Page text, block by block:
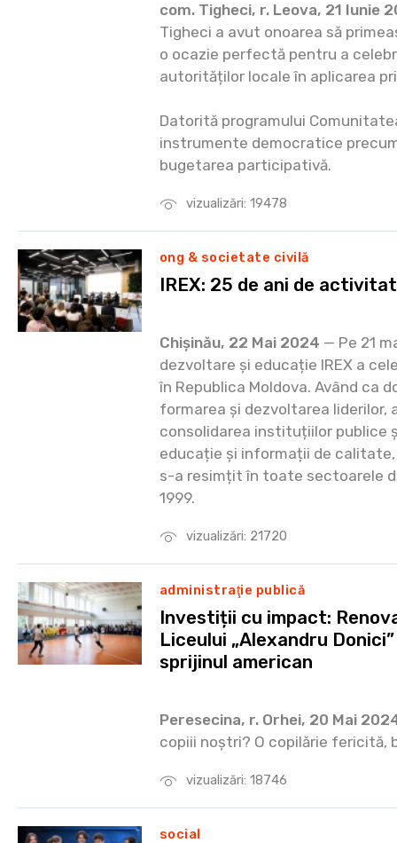
vizualizări: 19478
com. Tigheci, r. Leova, 21 Iunie
Tigheci a avut onoarea să
o ocazie perfectă pentru a
autorităților locale în aplicarea
Datorită programului
instrumente democratice
bugetarea participativă.
vizualizări: 21720
ong & societate civilă
IREX: 25 de ani de
Chișinău, 22 Mai 2024 — Pe 21
dezvoltare și educație IREX a
în Republica Moldova. Având ca
formarea și dezvoltarea liderilor,
consolidarea instituțiilor publice
educație și informații de
s-a resimțit în toate sectoarele
1999.
vizualizări: 18746
administraţie publică
Investiții cu impact:
Liceului „Alexandru
sprijinul american
Peresecina, r. Orhei, 20 Mai
copiii noștri? O copilărie fericită,
social